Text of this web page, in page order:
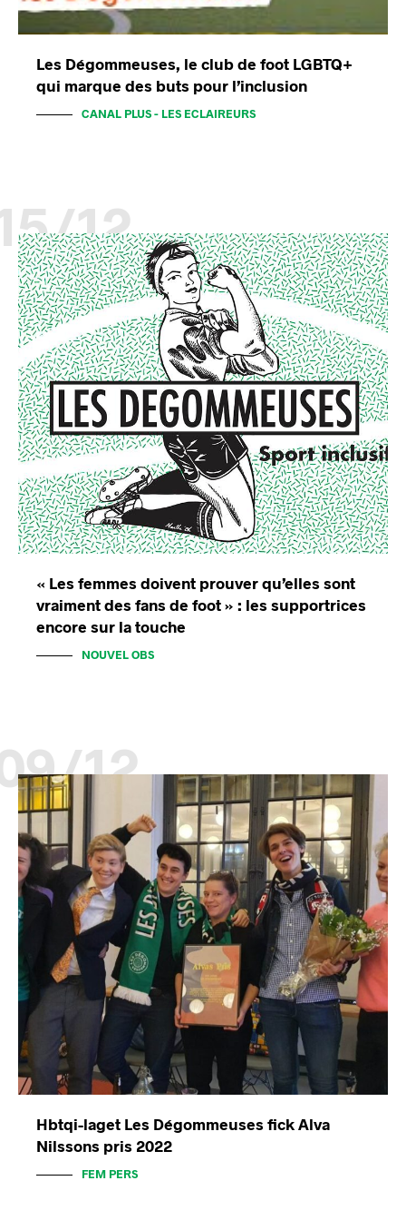
Les Dégommeuses, le club de foot LGBTQ+
qui marque des buts pour l’inclusion
CANAL PLUS - LES ECLAIREURS
12
« Les femmes doivent prouver qu’elles sont
vraiment des fans de foot » : les supportrices
encore sur la touche
NOUVEL OBS
12
Hbtqi-laget Les Dégommeuses fick Alva
Nilssons pris 2022
FEM PERS